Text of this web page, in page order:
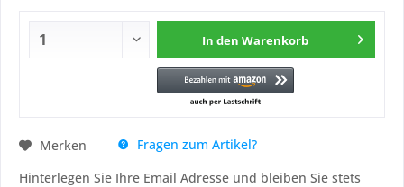
In den Warenkorb
Merken
Fragen zum Artikel?
Hinterlegen Sie Ihre Email Adresse und bleiben Sie stets